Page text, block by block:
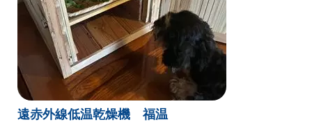
遠赤外線低温乾燥機 福温